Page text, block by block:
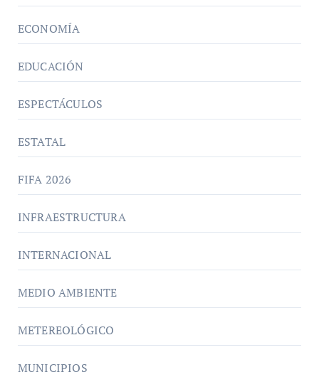
ECONOMÍA
EDUCACIÓN
ESPECTÁCULOS
ESTATAL
FIFA 2026
INFRAESTRUCTURA
INTERNACIONAL
MEDIO AMBIENTE
METEREOLÓGICO
MUNICIPIOS